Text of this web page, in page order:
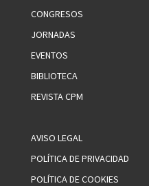
CONGRESOS
JORNADAS
EVENTOS
BIBLIOTECA
REVISTA CPM
AVISO LEGAL
POLÍTICA DE PRIVACIDAD
POLÍTICA DE COOKIES